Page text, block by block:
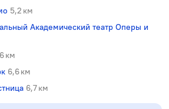
5,2 км
Академический театр Оперы и
км
6,6 км
6,7 км